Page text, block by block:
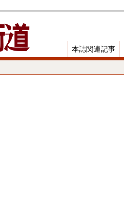
本誌関連記事